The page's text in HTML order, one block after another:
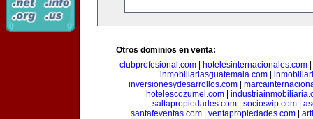
Otros dominios en venta:
clubprofesional.com
hotelesinternacionales.com
inmobiliariasguatemala.com
inversionesydesarrollos.com|
hotelescozumel.com
saltapropiedades.com| sociosvip.com|
santafeventas.com| ventapropiedades.com|